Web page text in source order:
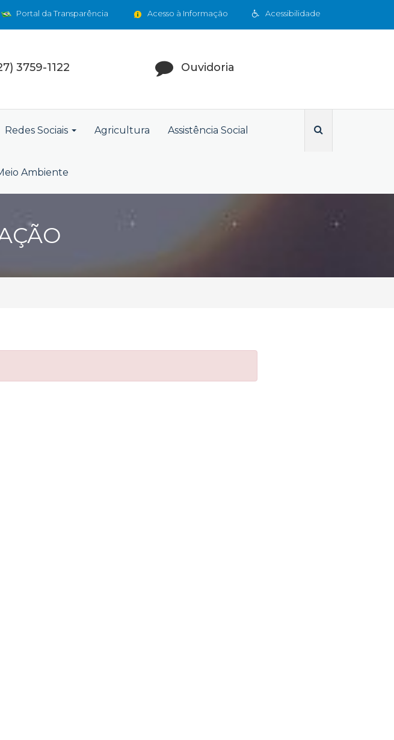
Acessibilidade
Acesso à Informação
Portal da Transparência
3759-1122 Ouvidoria
Redes Sociais Agricultura Assistência Social
Ambiente